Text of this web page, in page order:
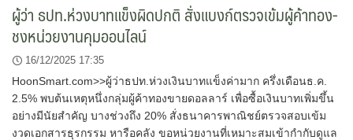
ผู้ว่า ธปท.ห่วงบาทแข็งผิดปกติ สั่งแบงก์ตรวจเข้มผู้ค้าทอง-
ชงหน่วยงานคุมออนไลน์
16/12/2025 17:35
HoonSmart.com>>ผู้ว่าธปท.ห่วงเงินบาทแข็งค่ามาก ครึ่งเดือนธ.ค.
2.5% พบต้นเหตุหนึ่งกลุ่มผู้ค้าทองขายดอลลาร์ เพื่อซื้อเงินบาทเพิ่มขึ้น
อย่างมีนัยสำคัญ บางช่วงถึง 20% สั่งธนาคารพาณิชย์ตรวจสอบเข้ม
งวดเอกสารธุรกรรม หารือคลัง ขอหน่วยงานที่เหมาะสมเข้ากำกับดูแล